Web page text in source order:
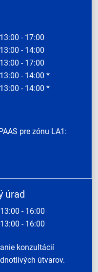
13:00 - 17:00
13:00 - 14:00
13:00 - 17:00
13:00 - 14:00 *
13:00 - 14:00 *
pre zónu LA1:
úrad
13:00 - 16:00
13:00 - 16:00
konzultácií
útvarov.